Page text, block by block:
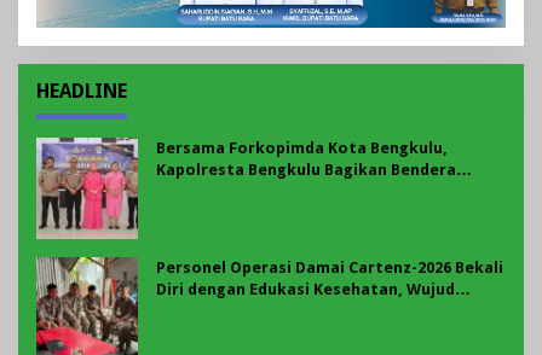
HEADLINE
Bersama Forkopimda Kota Bengkulu,
Kapolresta Bengkulu Bagikan Bendera
Personel Operasi Damai Cartenz-2026 Bekali
Diri dengan Edukasi Kesehatan, Wujud